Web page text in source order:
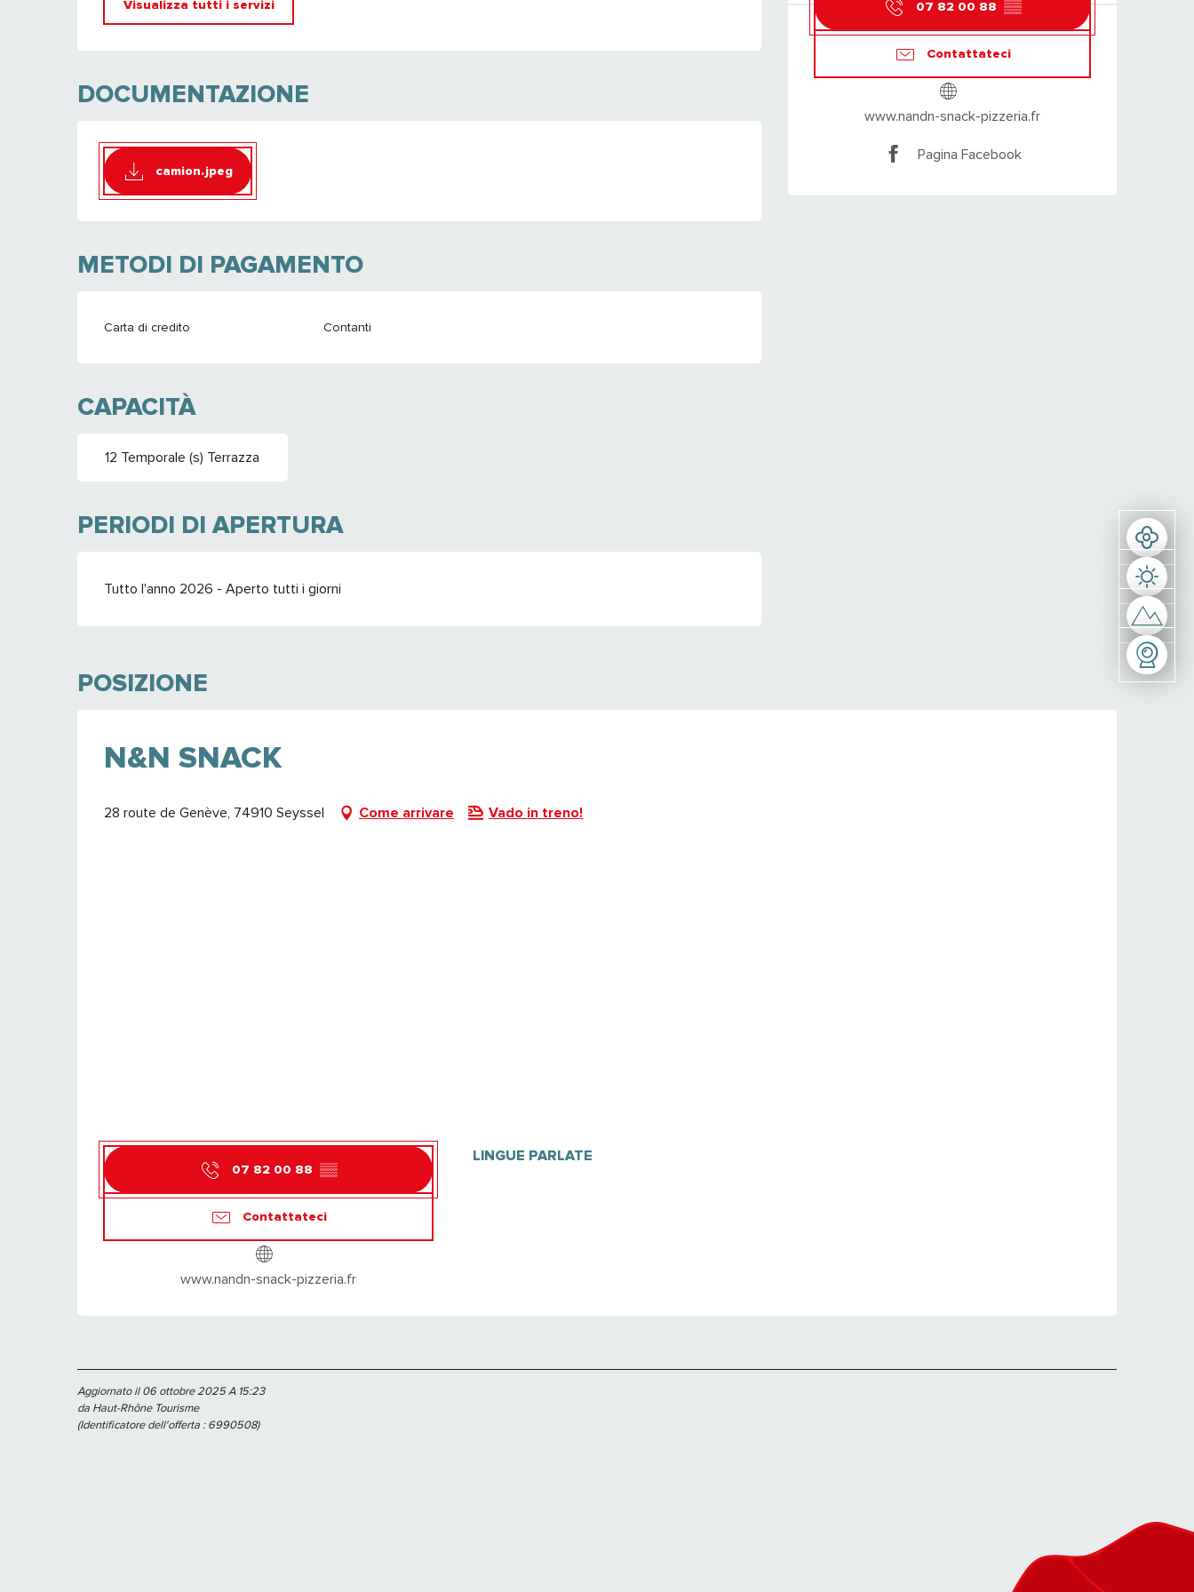
07 82 00 88 ▒▒
Contattateci
www.nandn-snack-pizzeria.fr
Pagina Facebook
Visualizza tutti i servizi
DOCUMENTAZIONE
camion.jpeg
METODI DI PAGAMENTO
Carta di credito Contanti
CAPACITÀ
12 Temporale (s) Terrazza
PERIODI DI APERTURA
Tutto l'anno 2026 - Aperto tutti i giorni
POSIZIONE
N&N SNACK
28 route de Genève, 74910 Seyssel Come arrivare Vado in treno!
07 82 00 88 ▒▒
Contattateci
www.nandn-snack-pizzeria.fr
LINGUE PARLATE
LINGUE PARLATE
Aggiornato il 06 ottobre 2025 A 15:23
da Haut-Rhône Tourisme
(Identificatore dell'offerta :6990508)